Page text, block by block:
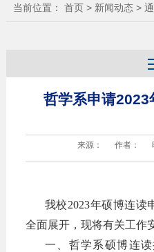
当前位置： 首页> 新闻动态>
哲学系申请2023
来源： 作者：
我校2023年硕博连读
全面展开，现将有关工作
一、哲学系硕博连